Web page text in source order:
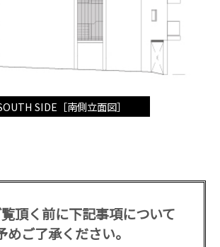
SIDE［南側立面図］
頂く前に下記事項について
めご了承ください。